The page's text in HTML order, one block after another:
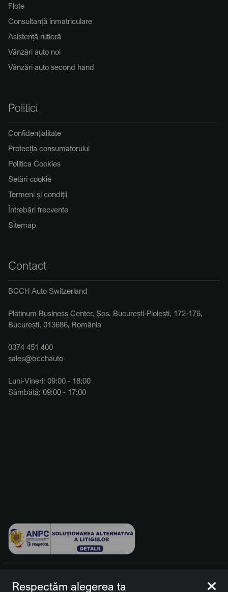
Flote
Consultanță înmatriculare
Asistență rutieră
Vânzări auto noi
Vânzări auto second hand
Politici
Confidențialitate
Protecția consumatorului
Politica Cookies
Setări cookie
Termeni și condiții
Întrebări frecvente
Sitemap
Contact
BCCH Auto Switzerland
Platinum Business Center, Șos. București-Ploiești, 172-176,
București, 013686, România
0374 451 400
sales@bcchauto
Luni-Vineri: 09:00 - 18:00
Sâmbătă: 09:00 - 17:00
rezervate.
Respectăm alegerea ta